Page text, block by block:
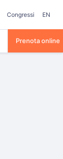
Congressi EN
Prenota online